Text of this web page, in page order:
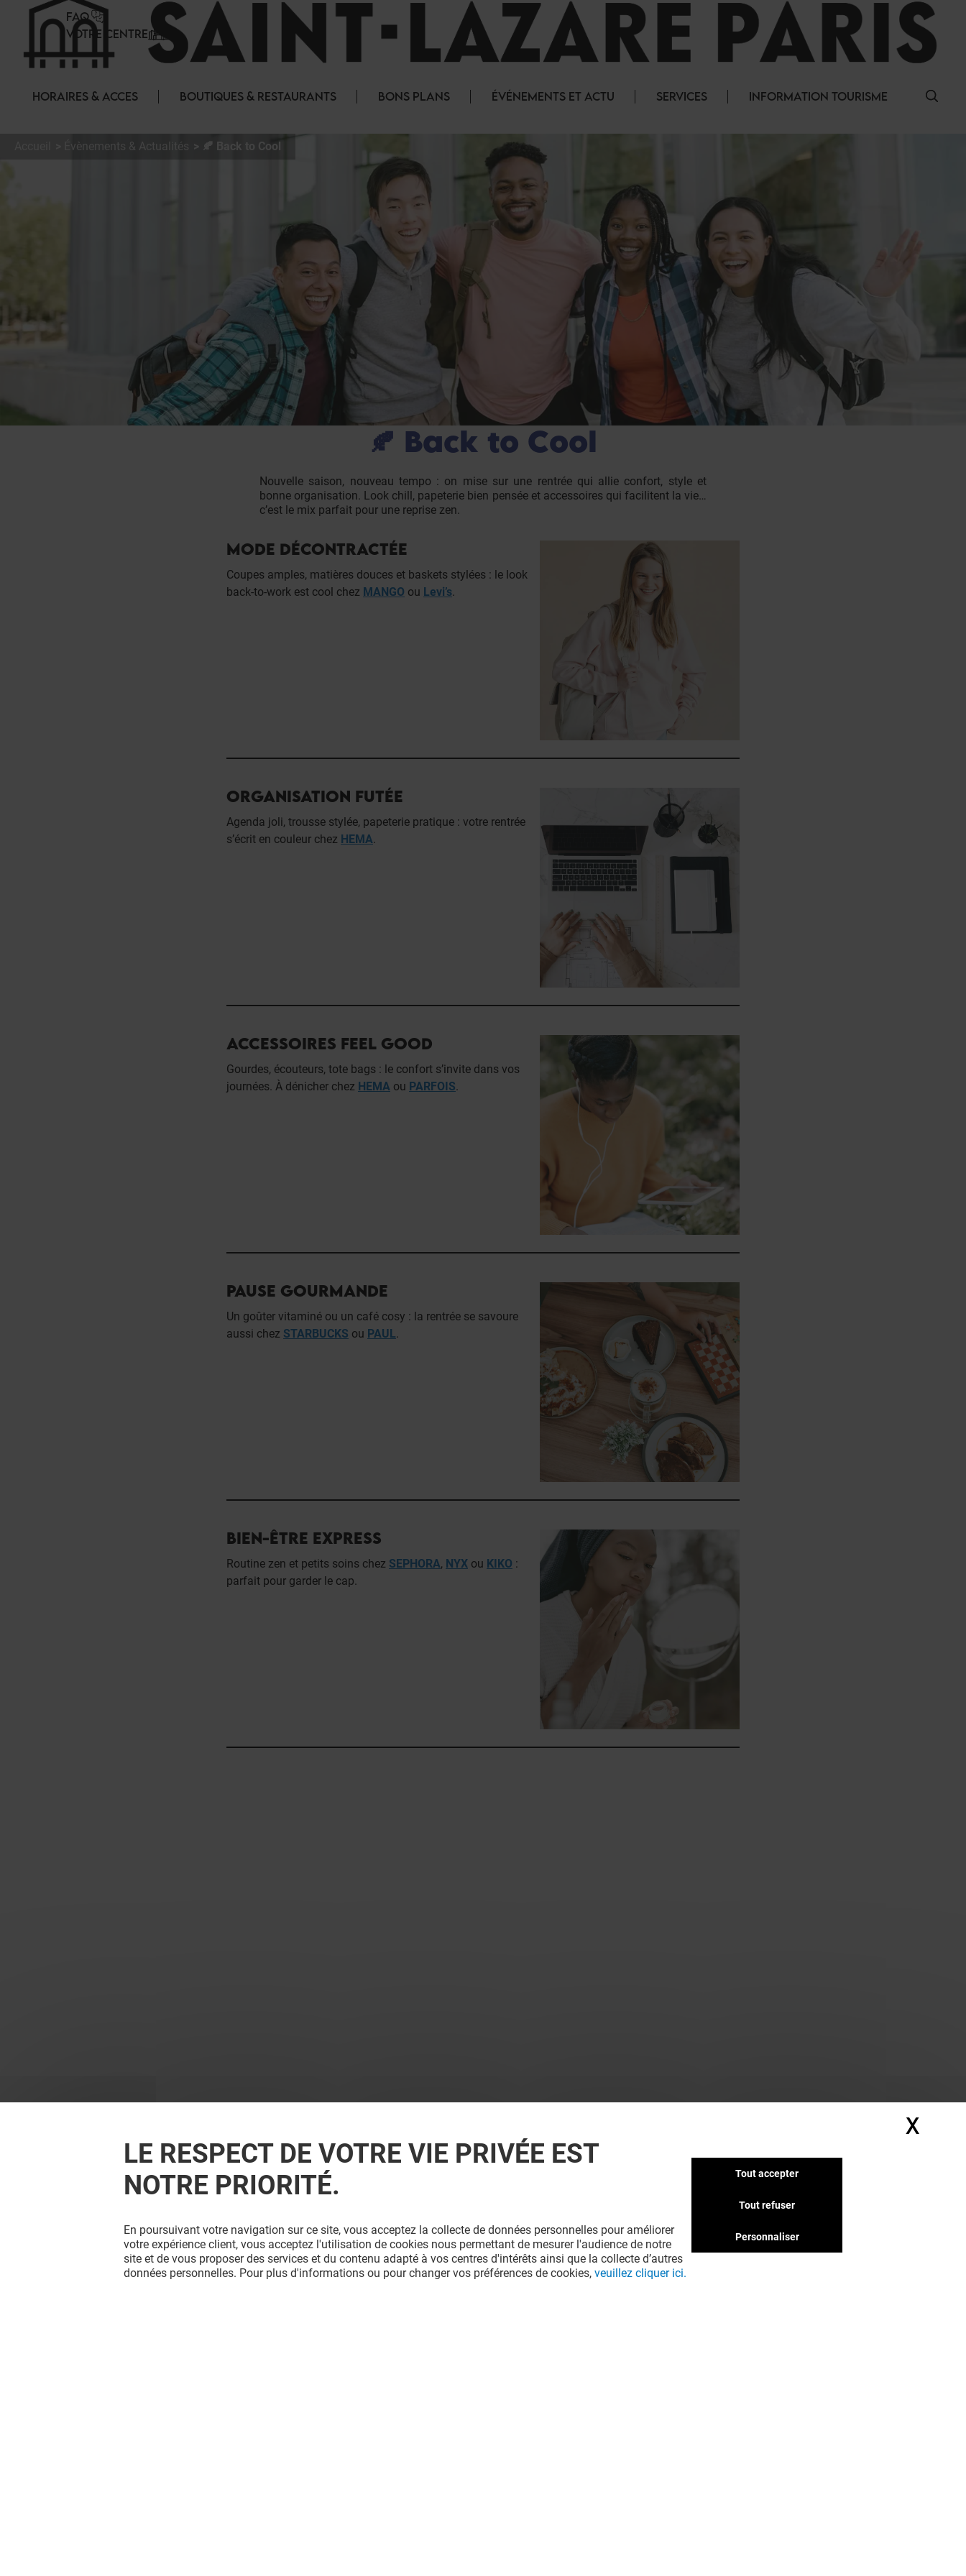
FAQ
VOTRE CENTRE
HORAIRES & ACCES BOUTIQUES & RESTAURANTS BONS PLANS ÉVÉNEMENTS ET ACTU SERVICES INFORMATION TOURISME
Évènements & Actualités 🍂 Back to Cool
🍂 Back to Cool
Nouvelle saison, nouveau tempo : on mise sur une rentrée qui allie confort, style et
bonne organisation. Look chill, papeterie bien pensée et accessoires qui facilitent la vie…
c’est le mix parfait pour une reprise zen.
MODE DÉCONTRACTÉE
Coupes amples, matières douces et baskets stylées : le look
back-to-work est cool chez MANGO ou Levi’s.
ORGANISATION FUTÉE
Agenda joli, trousse stylée, papeterie pratique : votre rentrée
s’écrit en couleur chez HEMA.
ACCESSOIRES FEEL GOOD
Gourdes, écouteurs, tote bags : le confort s’invite dans vos
journées. À dénicher chez HEMA ou PARFOIS.
PAUSE GOURMANDE
Un goûter vitaminé ou un café cosy : la rentrée se savoure
aussi chez STARBUCKS ou PAUL.
BIEN-ÊTRE EXPRESS
Routine zen et petits soins chez SEPHORA, NYX ou KIKO :
parfait pour garder le cap.
Panneau de gestion des cookies
LE RESPECT DE VOTRE VIE PRIVÉE EST
NOTRE PRIORITÉ.
En poursuivant votre navigation sur ce site, vous acceptez la collecte de données personnelles pour améliorer
votre expérience client, vous acceptez l'utilisation de cookies nous permettant de mesurer l'audience de notre
site et de vous proposer des services et du contenu adapté à vos centres d'intérêts ainsi que la collecte d’autres
données personnelles. Pour plus d'informations ou pour changer vos préférences de cookies, veuillez cliquer ici.
Tout accepter
Tout refuser
Personnaliser
X